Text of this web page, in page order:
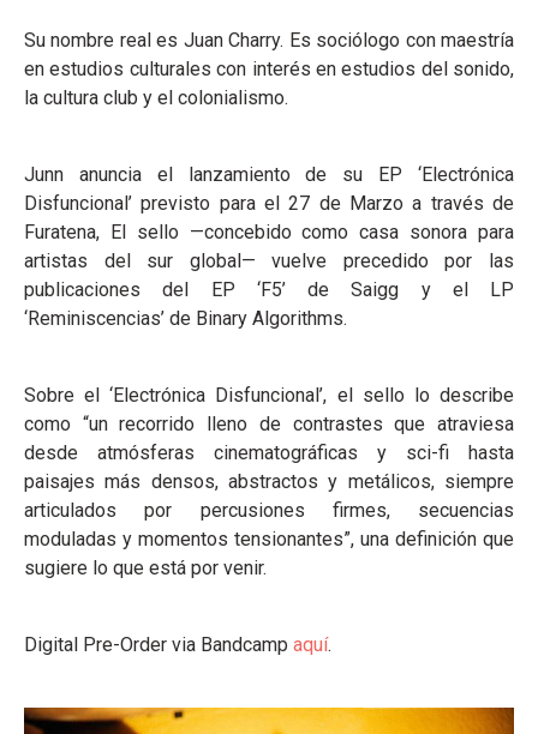
Su nombre real es Juan Charry. Es sociólogo con maestría
en estudios culturales con interés en estudios del sonido,
la cultura club y el colonialismo.
Junn anuncia el lanzamiento de su EP ‘Electrónica
Disfuncional’ previsto para el 27 de Marzo a través de
Furatena, El sello —concebido como casa sonora para
artistas del sur global— vuelve precedido por las
publicaciones del EP ‘F5’ de Saigg y el LP
‘Reminiscencias’ de Binary Algorithms.
Sobre el ‘Electrónica Disfuncional’, el sello lo describe
como “un recorrido lleno de contrastes que atraviesa
desde atmósferas cinematográficas y sci-fi hasta
paisajes más densos, abstractos y metálicos, siempre
articulados por percusiones firmes, secuencias
moduladas y momentos tensionantes”, una definición que
sugiere lo que está por venir.
Digital Pre-Order via Bandcamp aquí.